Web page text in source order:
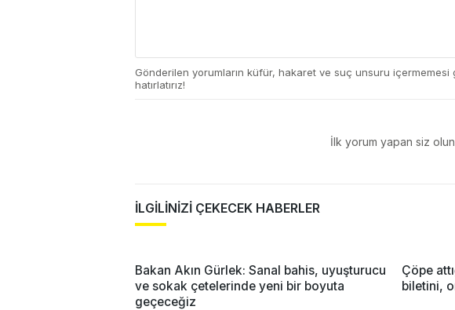
Gönderilen yorumların küfür, hakaret ve suç unsuru içermemesi
hatırlatırız!
İlk yorum yapan siz
İLGİLİNİZİ ÇEKECEK HABERLER
Bakan Akın Gürlek: Sanal bahis, uyuşturucu
ve sokak çetelerinde yeni bir boyuta
geçeceğiz
Çöpe
biletini,